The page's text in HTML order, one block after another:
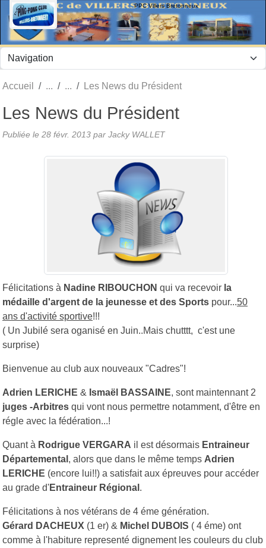
PPC Villers Bretonneux
Accueil Les News du Président
Les News du Président
Publiée le 28 févr. 2013 par Jacky WALLET
Félicitations à Nadine RIBOUCHON qui va recevoir la
médaille d'argent de la jeunesse et des Sports pour...50
ans d'activité sportive!!!
( Un Jubilé sera oganisé en Juin..Mais chutttt, c'est une
surprise)
Bienvenue au club aux nouveaux "Cadres"!
Adrien LERICHE & Ismaël BASSAINE, sont maintennant 2
juges -Arbitres qui vont nous permettre notamment, d'être en
régle avec la fédération...!
Quant à Rodrigue VERGARA il est désormais Entraineur
Départemental , alors que dans le même temps Adrien
LERICHE (encore lui!!) a satisfait aux épreuves pour accéder
au grade d'Entraineur Régional .
Félicitations à nos vétérans de 4 éme génération.
Gérard DACHEUX (1 er) & Michel DUBOIS ( 4 éme) ont
comme à l'habiture representé dignement les couleurs du club
Panneau de gestion des cookies